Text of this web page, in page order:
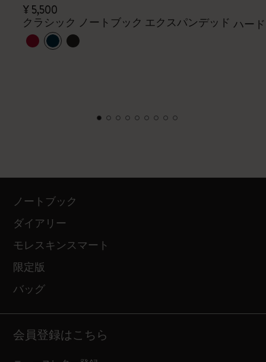
¥ 5,500
クラシック ノートブック エクスパンデッド ハー
ノートブック
ダイアリー
モレスキンスマート
限定版
バッグ
会員登録はこちら